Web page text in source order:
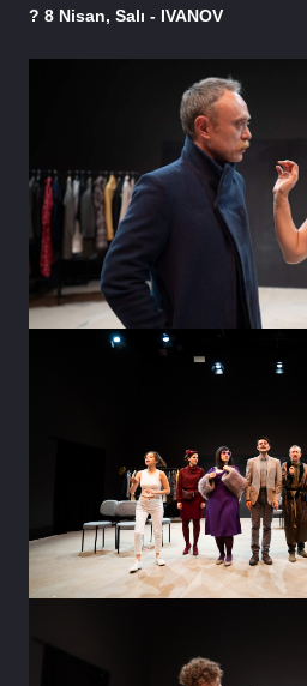
? 8 Nisan, Salı - IVANOV